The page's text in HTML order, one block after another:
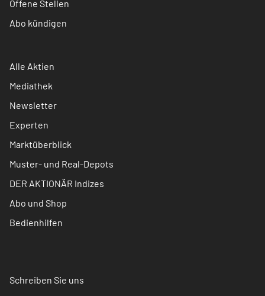
Offene Stellen
Abo kündigen
Alle Aktien
Mediathek
Newsletter
Experten
Marktüberblick
Muster- und Real-Depots
DER AKTIONÄR Indizes
Abo und Shop
Bedienhilfen
Schreiben Sie uns